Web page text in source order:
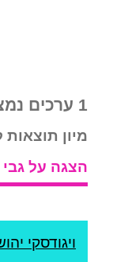
1 ערכים נמצאו בהקשר לנושא:
מיון תוצאות
הצגה על
ויגודסקי